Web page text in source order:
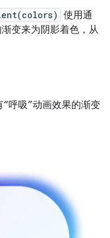
使用通
变来为阴影着色，从
呼吸”动画效果的渐变